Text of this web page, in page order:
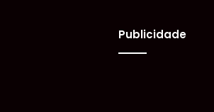
Publicidade